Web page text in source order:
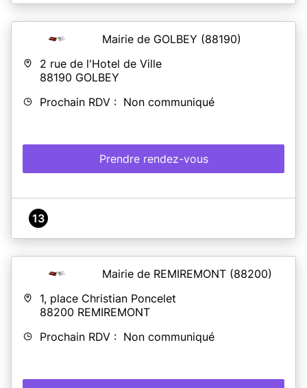
Mairie de GOLBEY (88190)
2 rue de l'Hotel de Ville
88190 GOLBEY
Prochain RDV : Non communiqué
Prendre rendez-vous
13
Mairie de REMIREMONT (88200)
1, place Christian Poncelet
88200 REMIREMONT
Prochain RDV : Non communiqué